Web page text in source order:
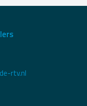
rtv.nl